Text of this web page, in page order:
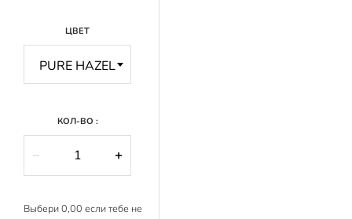
ЦВЕТ
КОЛ-ВО :
− +
Выбери 0,00 если тебе не